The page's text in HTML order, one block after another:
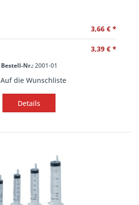
3,66 € *
3,39 € *
Bestell-Nr.:2001-01
Auf die Wunschliste
Details